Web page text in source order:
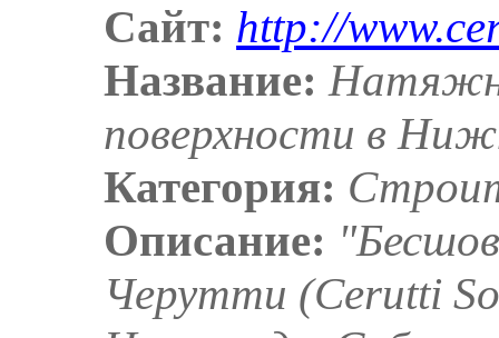
Сайт: http://
Название:
поверхности в
Категория:
Описание:
Черутти (Cerutti